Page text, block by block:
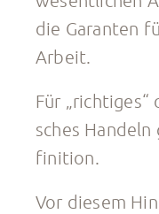
die Ga­ran­ten
Ar­beit.
Für
sches
fi­ni­ti­on.
Vor die­sem